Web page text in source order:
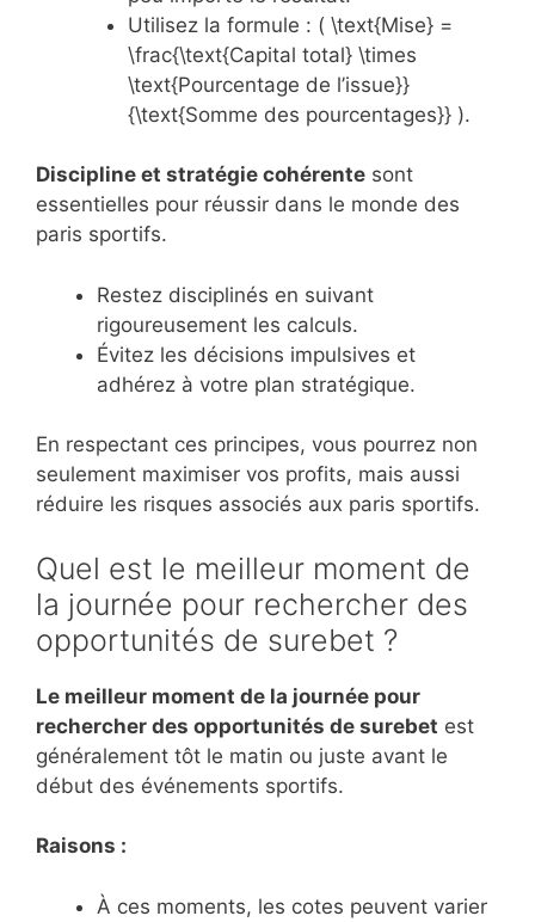
Utilisez la formule : ( \text{Mise} =
\frac{\text{Capital total} \times
\text{Pourcentage de l’issue}}
{\text{Somme des pourcentages}} ).
Discipline et stratégie cohérente sont
essentielles pour réussir dans le monde des
paris sportifs.
Restez disciplinés en suivant
rigoureusement les calculs.
Évitez les décisions impulsives et
adhérez à votre plan stratégique.
En respectant ces principes, vous pourrez non
seulement maximiser vos profits, mais aussi
réduire les risques associés aux paris sportifs.
Quel est le meilleur moment de
la journée pour rechercher des
opportunités de surebet ?
Le meilleur moment de la journée pour
rechercher des opportunités de surebet est
généralement tôt le matin ou juste avant le
début des événements sportifs.
Raisons :
À ces moments, les cotes peuvent varier